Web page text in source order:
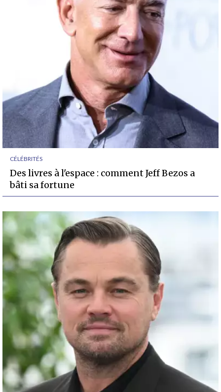
CÉLÉBRITÉS
Des livres à l'espace : comment Jeff Bezos a
bâti sa fortune